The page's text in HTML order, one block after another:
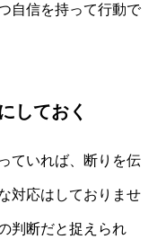
自信を持って行動で
しておく
ていれば、断りを伝
対応はしておりませ
判断だと捉えられ